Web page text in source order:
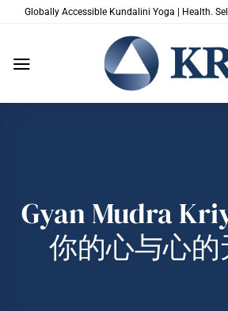
Globally Accessible Kundalini Yoga | Health.
Gyan Mudra
你的心与心